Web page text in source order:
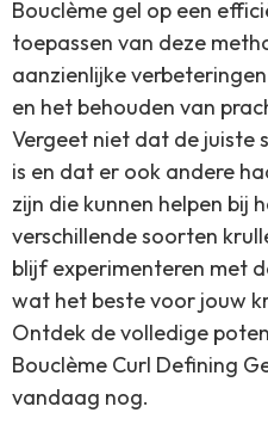
Bouclème gel op een
toepassen van deze
aanzienlijke
en het behouden van
Vergeet niet dat de juiste
is en dat er ook andere
zijn die kunnen helpen bij
verschillende soorten
blijf experimenteren met
wat het beste voor jouw
Ontdek de volledige
Bouclème Curl Defining
vandaag nog.